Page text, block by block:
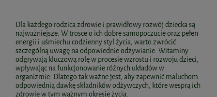
Dla każdego rodzica zdrowie i prawidłowy rozwój dziecka są
najważniejsze. W trosce o ich dobre samopoczucie oraz pełen
energii i uśmiechu codzienny styl życia, warto zwrócić
szczególną uwagę na odpowiednie odżywianie. Witaminy
odgrywają kluczową rolę w procesie wzrostu i rozwoju dzieci,
wpływając na funkcjonowanie różnych układów w
organizmie. Dlatego tak ważne jest, aby zapewnić maluchom
odpowiednią dawkę składników odżywczych, które wesprą ich
zdrowie w tym ważnym okresie życia.